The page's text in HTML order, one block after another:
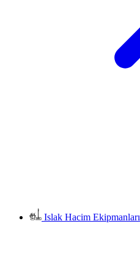
Islak Hacim Ekipmanları